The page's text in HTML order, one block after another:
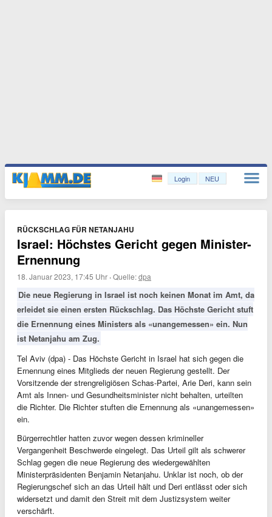
Login NEU
RÜCKSCHLAG FÜR NETANJAHU
Israel: Höchstes Gericht gegen Minister-
Ernennung
18. Januar 2023, 17:45 Uhr ·Quelle:dpa
Die neue Regierung in Israel ist noch keinen Monat im Amt, da
erleidet sie einen ersten Rückschlag. Das Höchste Gericht stuft
die Ernennung eines Ministers als «unangemessen» ein. Nun
ist Netanjahu am Zug.
Tel Aviv (dpa) - Das Höchste Gericht in Israel hat sich gegen die
Ernennung eines Mitglieds der neuen Regierung gestellt. Der
Vorsitzende der strengreligiösen Schas-Partei, Arie Deri, kann sein
Amt als Innen- und Gesundheitsminister nicht behalten, urteilten
die Richter. Die Richter stuften die Ernennung als «unangemessen»
ein.
Bürgerrechtler hatten zuvor wegen dessen krimineller
Vergangenheit Beschwerde eingelegt. Das Urteil gilt als schwerer
Schlag gegen die neue Regierung des wiedergewählten
Ministerpräsidenten Benjamin Netanjahu. Unklar ist noch, ob der
Regierungschef sich an das Urteil hält und Deri entlässt oder sich
widersetzt und damit den Streit mit dem Justizsystem weiter
verschärft.